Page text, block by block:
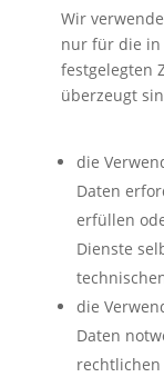
Wir
nur für die
festgelegten
überzeugt
die
Daten
erfüllen
Dienste
die
Daten